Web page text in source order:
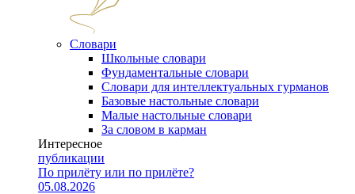
Словари
Школьные словари
Фундаментальные словари
Словари для интеллектуальных гурманов
Базовые настольные словари
Малые настольные словари
За словом в карман
Интересное
публикации
По прилёту или по прилёте?
05.08.2026